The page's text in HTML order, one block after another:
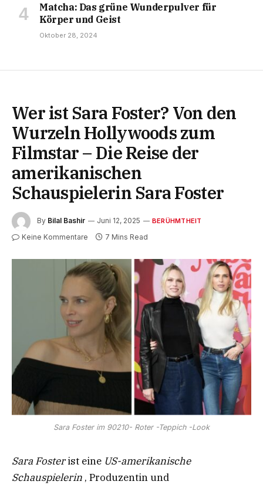
Matcha: Das grüne Wunderpulver für
Körper und Geist
Oktober 28, 2024
Wer ist Sara Foster? Von den
Wurzeln Hollywoods zum
Filmstar – Die Reise der
amerikanischen
Schauspielerin Sara Foster
By Bilal Bashir Juni 12, 2025 BERÜHMTHEIT
Keine Kommentare 7 Mins Read
Sara Foster im 90210- Roter -Teppich -Look
Sara Fosterist eine US-amerikanische
Schauspielerin , Produzentin und